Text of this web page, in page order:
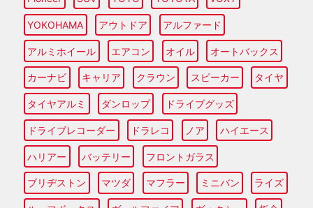
YOKOHAMA アウトドア アルファード
アルミホイール エアコン オイル オートバックス
カーナビ キャリア クラウン スピーカー タイヤ
タイヤアルミ ダンロップ ドライブグッズ
ドライブレコーダー ドラレコ ノア ハイエース
ハリアー バッテリー フロントガラス
ブリヂストン マツダ マフラー ミニバン ライズ